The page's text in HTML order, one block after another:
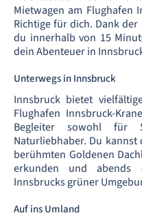
Mietwagen am Flughafen
Richtige für dich. Dank
du innerhalb von 15
dein Abenteuer in
Unterwegs in Innsbruck
Innsbruck bietet
Flughafen Innsbruck-
Begleiter sowohl für
Naturliebhaber. Du
berühmten Goldenen
erkunden und abends
Innsbrucks grüner
Auf ins Umland